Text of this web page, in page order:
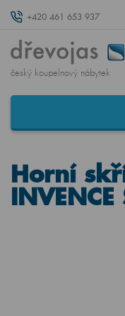
+420 461 653 937
český koupelnový nábytek
Horní